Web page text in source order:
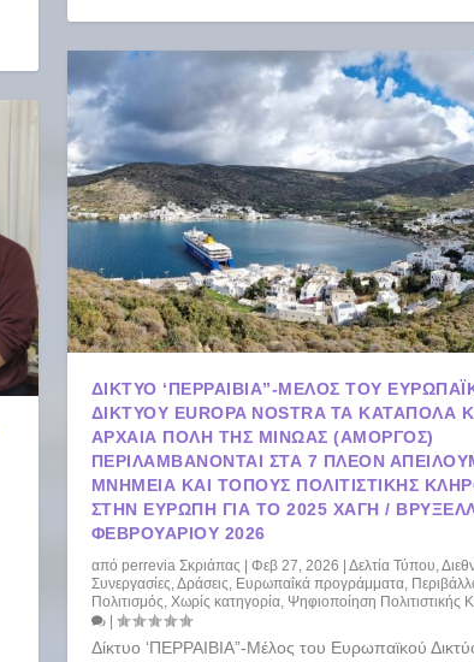
ΔΊΚΤΥΟ ‘ΠΕΡΡΑΙΒΙΑ”-ΜΈΛΟΣ ΤΟΥ
ΔΙΚΤΎΟΥ EUROPA NOSTRA ΤΑ ΚΑΤΆΠΟΛΑ
ΑΡΧΑΊΑ ΠΌΛΗ ΤΗΣ ΜΙΝΏΑΣ (ΑΜΟΡΓΌΣ)
ΠΕΡΙΛΑΜΒΆΝΟΝΤΑΙ ΣΤΑ 7 ΠΛΈΟΝ
ΜΝΗΜΕΊΑ ΚΑΙ ΤΌΠΟΥΣ ΠΟΛΙΤΙΣΤΙΚΉΣ
ΣΤΗΝ ΕΥΡΏΠΗ ΓΙΑ ΤΟ 2025 ΧΆΓΗ /
ΦΕΒΡΟΥΑΡΊΟΥ 2026
από perrevia Σκριάπας | Φεβ 27, 2026 | Δελτία Τύπου,
Συνεργασίες,Δράσεις, Ευρωπαΐκά προγράμματα,
Πολιτισμός, Χωρίς κατηγορία, Ψηφιοποίηση Πολιτιστικής
|
Δίκτυο ‘ΠΕΡΡΑΙΒΙΑ”-Μέλος του Ευρωπαϊκού